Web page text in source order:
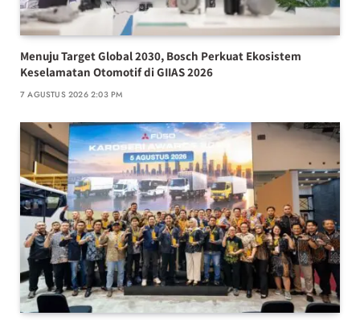
Menuju Target Global 2030, Bosch Perkuat Ekosistem
Keselamatan Otomotif di GIIAS 2026
7 AGUSTUS 2026 2:03 PM